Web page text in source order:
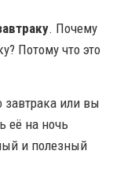
. Почему
Потому что это
завтрака или вы
её на ночь
и полезный